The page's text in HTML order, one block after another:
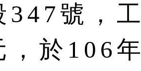
347號，
，於106